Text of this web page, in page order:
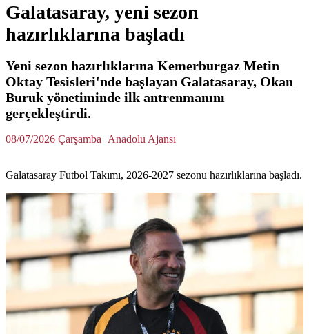
Galatasaray, yeni sezon
hazırlıklarına başladı
Yeni sezon hazırlıklarına Kemerburgaz Metin
Oktay Tesisleri'nde başlayan Galatasaray, Okan
Buruk yönetiminde ilk antrenmanını
gerçekleştirdi.
08/07/2026 Çarşamba Anadolu Ajansı
Galatasaray Futbol Takımı, 2026-2027 sezonu hazırlıklarına başladı.